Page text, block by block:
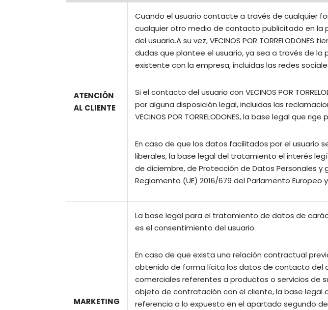
ATENCIÓN
AL CLIENTE
Cuando el usuario contacte a través de cualquier
cualquier otro medio de contacto publicitado en
del usuario.A su vez, VECINOS POR
dudas que plantee el usuario, ya sea a través de
existente con la empresa, incluidas las redes sociales
Si el contacto del usuario con VECINOS POR
por alguna disposición legal, incluidas las
VECINOS POR TORRELODONES, la base legal
En caso de que los datos facilitados por el usuario
liberales, la base legal del tratamiento el interés
de diciembre, de Protección de Datos Personales
Reglamento (UE) 2016/679 del Parlamento Europeo
MARKETING
La base legal para el tratamiento de datos de
es el consentimiento del usuario.
En caso de que exista una relación contractual previa
obtenido de forma lícita los datos de contacto del
comerciales referentes a productos o servicios de
objeto de contratación con el cliente, la base
referencia a lo expuesto en el apartado segundo